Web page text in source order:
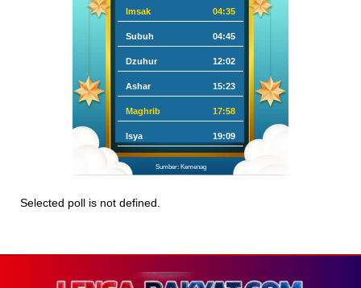
Imsak 04:35
Subuh 04:45
Dzuhur 12:02
Ashar 15:23
Maghrib 17:58
Isya 19:09
Sumber: Kemenag
Selected poll is not defined.